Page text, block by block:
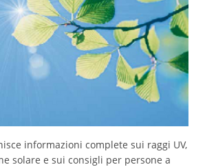
informazioni complete sui raggi UV,
solare e sui consigli per persone a